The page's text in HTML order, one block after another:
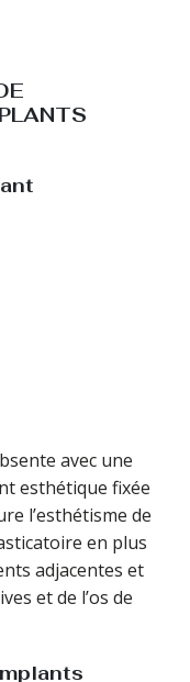
avec une
esthétique fixée
l’esthétisme de
en plus
adjacentes et
et de l’os de